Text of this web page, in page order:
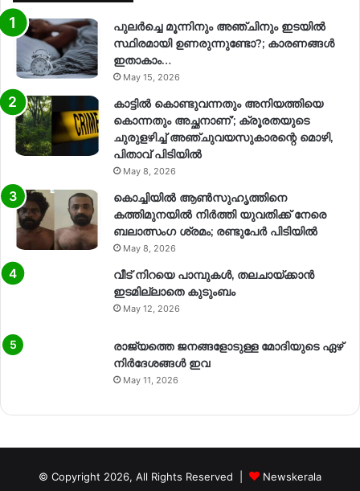
പുലർച്ചെ മൂന്നിനും അഞ്ചിനും ഇടയിൽ
സ്ഥിരമായി ഉണരുന്നുണ്ടോ?; കാരണങ്ങള്‍
ഇതാകാം…
May 15, 2026
കാട്ടിൽ കൊണ്ടുവന്നതും അനിയത്തിയെ
കൊന്നതും അച്ഛനാണ്’; ക്രൂരതയുടെ
ചുരുളഴിച്ച് അഞ്ചുവയസുകാരന്റെ മൊഴി,
പിതാവ് പിടിയിൽ
May 8, 2026
കൊച്ചിയിൽ ആൺസുഹൃത്തിനെ
കത്തിമുനയിൽ നിർത്തി യുവതിക്ക് നേരെ
ബലാത്സംഗ​ ശ്രമം; രണ്ടുപേർ പിടിയിൽ
May 8, 2026
വീട് നിറയെ പാമ്പുകൾ, തലചായ്ക്കാൻ
ഇടമില്ലാതെ കുടുംബം
May 12, 2026
രാജ്യത്തെ ജനങ്ങളോടുള്ള മോദിയുടെ ഏഴ്
നിര്‍ദേശങ്ങള്‍ ഇവ
May 11, 2026
© Copyright 2026, All Rights Reserved | Newskerala